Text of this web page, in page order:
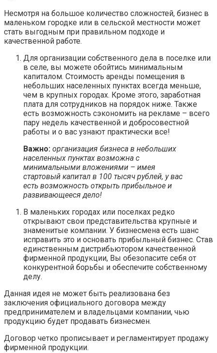
Несмотря на большое количество сложностей, бизнес в
маленьком городке или в сельской местности может
стать выгодным при правильном подходе и
качественной работе.
Для организации собственного дела в поселке или
в селе, вы можете обойтись минимальным
капиталом. Стоимость аренды помещения в
небольших населенных пунктах всегда меньше,
чем в крупных городах. Кроме этого, заработная
плата для сотрудников на порядок ниже. Также
есть возможность сэкономить на рекламе – всего
пару недель качественной и добросовестной
работы и о вас узнают практически все!
Важно: организация бизнеса в небольших
населенных пунктах возможна с
минимальными вложениями – имея
стартовый капитал в 100 тысяч рублей, у вас
есть возможность открыть прибыльное и
развивающееся дело!
В маленьких городах или поселках редко
открывают свои представительства крупные и
знаменитые компании. У бизнесмена есть шанс
исправить это и основать прибыльный бизнес. Став
единственным дистрибьютором качественной
фирменной продукции, Вы обезопасите себя от
конкурентной борьбы и обеспечите собственному
делу.
Данная идея не может быть реализована без
заключения официального договора между
предпринимателем и владельцами компании, чью
продукцию будет продавать бизнесмен.
Договор четко прописывает и регламентирует продажу
фирменной продукции.